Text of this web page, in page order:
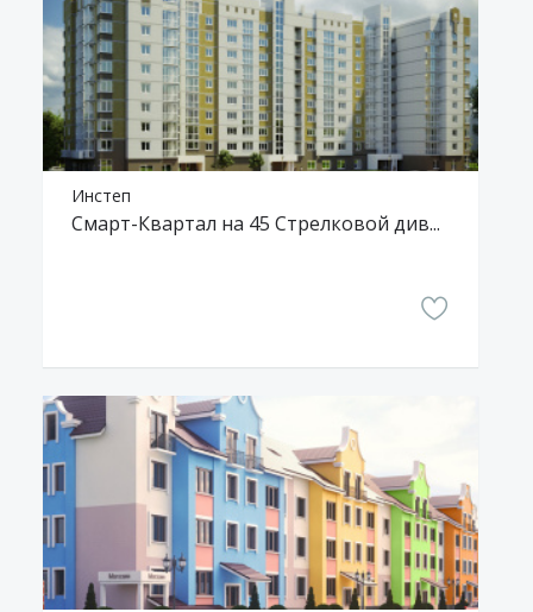
Инстеп
Смарт-Квартал на 45 Стрелковой дивизии, 247